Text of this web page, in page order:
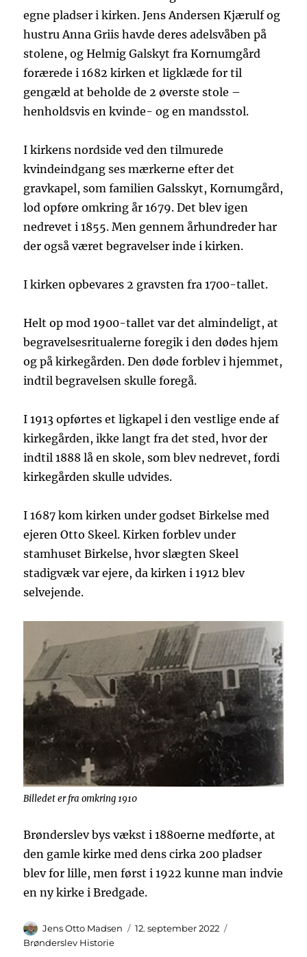
egne pladser i kirken. Jens Andersen Kjærulf og
hustru Anna Griis havde deres adelsvåben på
stolene, og Helmig Galskyt fra Kornumgård
forærede i 1682 kirken et ligklæde for til
gengæld at beholde de 2 øverste stole –
henholdsvis en kvinde- og en mandsstol.
I kirkens nordside ved den tilmurede
kvindeindgang ses mærkerne efter det
gravkapel, som familien Galsskyt, Kornumgård,
lod opføre omkring år 1679. Det blev igen
nedrevet i 1855. Men gennem århundreder har
der også været begravelser inde i kirken.
I kirken opbevares 2 gravsten fra 1700-tallet.
Helt op mod 1900-tallet var det almindeligt, at
begravelsesritualerne foregik i den dødes hjem
og på kirkegården. Den døde forblev i hjemmet,
indtil begravelsen skulle foregå.
I 1913 opførtes et ligkapel i den vestlige ende af
kirkegården, ikke langt fra det sted, hvor der
indtil 1888 lå en skole, som blev nedrevet, fordi
kirkegården skulle udvides.
I 1687 kom kirken under godset Birkelse med
ejeren Otto Skeel. Kirken forblev under
stamhuset Birkelse, hvor slægten Skeel
stadigvæk var ejere, da kirken i 1912 blev
selvejende.
Billedet er fra omkring 1910
Brønderslev bys vækst i 1880erne medførte, at
den gamle kirke med dens cirka 200 pladser
blev for lille, men først i 1922 kunne man indvie
en ny kirke i Bredgade.
Forfatter
Jens Otto Madsen Udgivet
12. september 2022
Brønderslev Historie